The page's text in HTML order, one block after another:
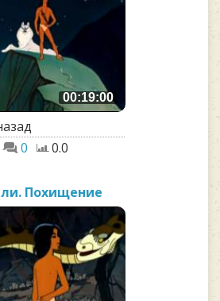
00:19:00
0 0.0
Похищение